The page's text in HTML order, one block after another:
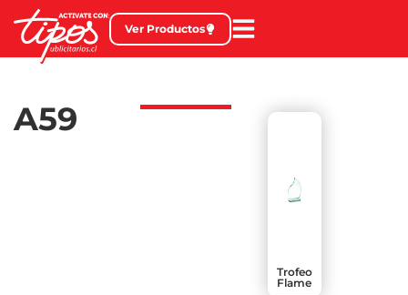
Ver Productos
A59
Trofeo
Flame